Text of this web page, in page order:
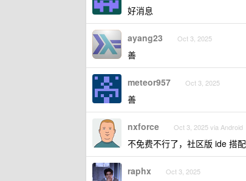
好消息
ayang23 Oct 3, 2025
善
meteor957 Oct 3, 2025
善
nxforce Oct 3, 2025 via Android
不免费不行了，社区版 ide 搭
raphx Oct 3, 2025